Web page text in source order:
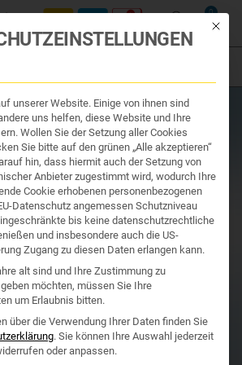
0
Nahrungsergänzung/ Magnofit Ultra 400 mg
Direkt-Sticks
Mit
unserer Website. Einige von ihnen sind
uns helfen, diese Website und Ihre
Wollen Sie der Setzung aller Cookies
Sie bitte auf den grünen „Alle akzeptieren“
hin, dass hiermit auch der Setzung von
Anbieter zugestimmt wird, wodurch Ihre
Cookie erhobenen personenbezogenen
Datenschutz angemessen Schutzniveau
bis keine datenschutzrechtliche
und insbesondere auch die US-
Zugang zu diesen Daten erlangen kann.
alt sind und Ihre Zustimmung zu
möchten, müssen Sie Ihre
um Erlaubnis bitten.
über die Verwendung Ihrer Daten finden Sie
. Sie können Ihre Auswahl jederzeit
oder anpassen.